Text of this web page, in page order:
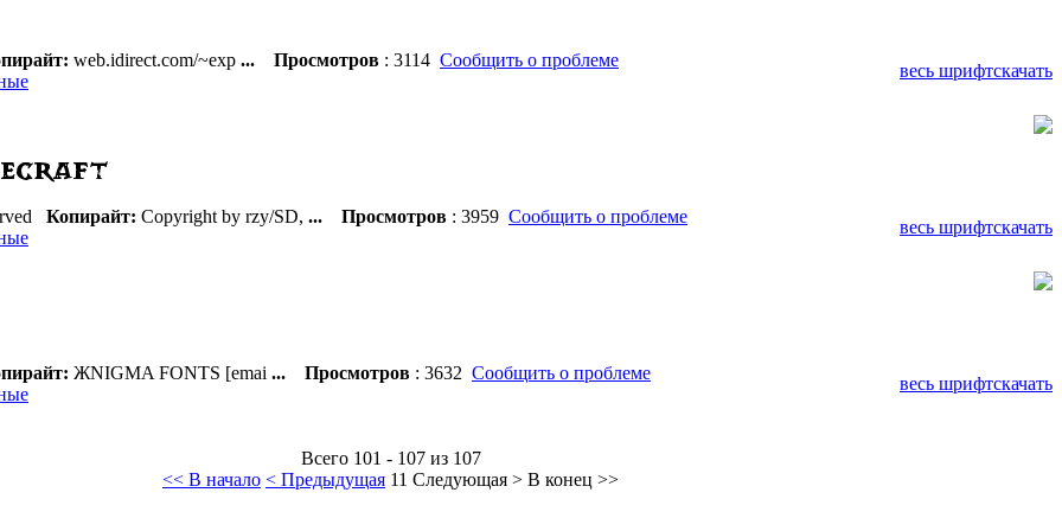
web.idirect.com/~exp ... Просмотров : 3114 Сообщить о проблеме
весь шрифтскачать
Копирайт: Copyright by rzy/SD, ... Просмотров : 3959 Сообщить о проблеме
весь шрифтскачать
ЖNIGMA FONTS [emai ... Просмотров : 3632 Сообщить о проблеме
весь шрифтскачать
Всего 101 - 107 из 107
<< В начало < Предыдущая 11 Следующая > В конец >>